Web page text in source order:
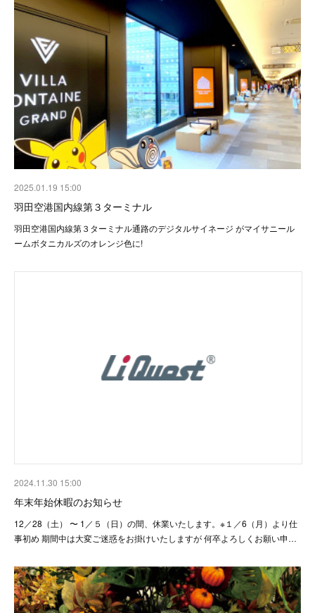
2025.01.19 15:00
羽田空港国内線第３ターミナル
羽田空港国内線第３ターミナル通路のデジタルサイネージ がマイサニール
ームボタニカルズのオレンジ色に!
2024.11.30 15:00
年末年始休暇のお知らせ
12／28（土） 〜 1／５（日）の間、休業いたします。※１／6（月）より仕
事初め 期間中は大変ご迷惑をお掛けいたしますが 何卒よろしくお願い申…